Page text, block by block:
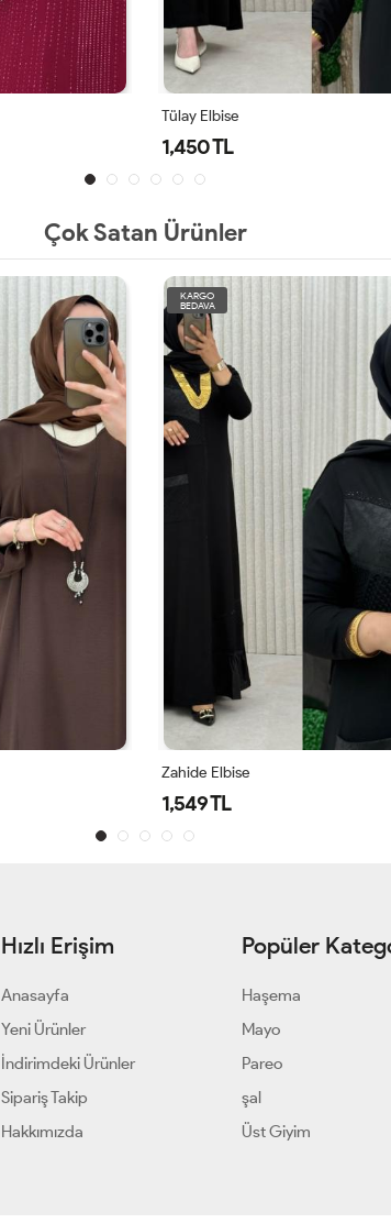
Tülay Elbise
1,450 TL
Çok Satan Ürünler
KARGO
BEDAVA
Zahide Elbise
1,549 TL
Hızlı Erişim
Anasayfa
Yeni Ürünler
İndirimdeki Ürünler
Sipariş Takip
Hakkımızda
Popüler
Haşema
Mayo
Pareo
şal
Üst Giyim